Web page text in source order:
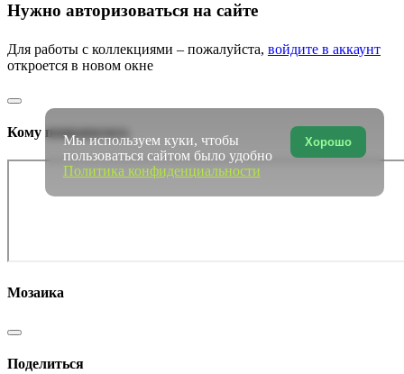
Нужно авторизоваться на сайте
Для работы с коллекциями – пожалуйста, войдите в аккаунт
откроется в новом окне
Кому понравилось
Мозаика
Поделиться
Хорошо
Мы используем куки, чтобы
пользоваться сайтом было удобно
Политика конфиденциальности